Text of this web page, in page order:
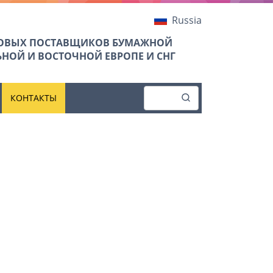
Russia
ПОСТАВЩИКОВ БУМАЖНОЙ
И ВОСТОЧНОЙ ЕВРОПЕ И СНГ
КОНТАКТЫ